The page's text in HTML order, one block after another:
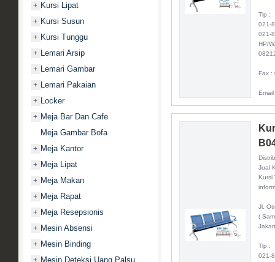
+ Kursi Lipat
+ Kursi Susun
+ Kursi Tunggu
+ Lemari Arsip
+ Lemari Gambar
+ Lemari Pakaian
+ Locker
+ Meja Bar Dan Cafe
Meja Gambar Bofa
+ Meja Kantor
+ Meja Lipat
+ Meja Makan
+ Meja Rapat
+ Meja Resepsionis
+ Mesin Absensi
+ Mesin Binding
+ Mesin Deteksi Uang Palsu
Tlp :
021-
021-
HP/
Fax :
Jual
Kursi
Jl.
(
Tlp :
021-